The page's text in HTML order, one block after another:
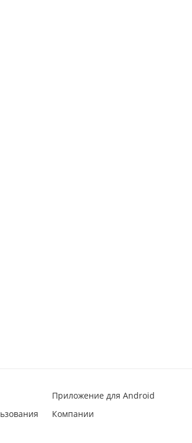
Приложение для Android
Компании